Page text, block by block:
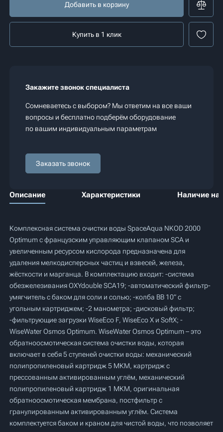
Добавить в корзину
Купить в 1 клик
Описание Характеристики Наличие на
Комплексная система очистки воды SpaceAqua NKOD 2000
Optimum с французским управляющим клапаном SCA и
увеличенным ресурсом кислорода предназначена для
удаления мелкодисперсных частиц и взвесей, железа,
жёсткости и марганца. В комплектацию входит: -система
обезжелезивания OXYdouble SCA19; -автоматический фильтр-
умягчитель с баком для соли и солью; -колба BB 10” с
угольным картриджем; -2 манометра; -дисковый фильтр;
-фильтрующие загрузки WiseEco F, WiseEco X и SoftX; -
WiseWater Osmos Optimum. WiseWater Osmos Optimum – это
обратноосмотическая система очистки воды, которая
включает в себя 5 ступеней очистки воды: механический
полипропиленовый картридж 5 МКМ, картридж с
прессованным активированным углём, механический
полипропиленовый картридж 1 МКМ, оригинальная
обратноосмотическая мембрана, постфильтр с
гранулированным активированным углём. Система
комплектуется баком и краном для чистой воды, что позволяет
Закажите звонок специалиста
Сомневаетесь с выбором? Мы ответим на все ваши
вопросы и бесплатно подберём оборудование
по вашим индивидуальным параметрам
Заказать звонок